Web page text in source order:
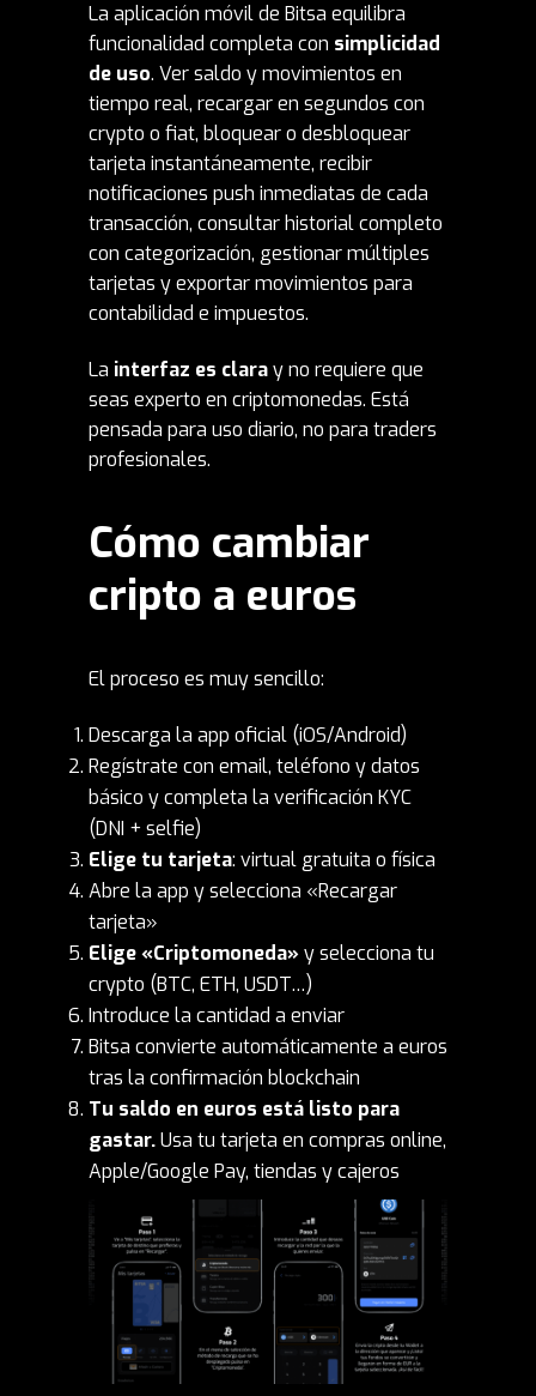
La aplicación móvil de Bitsa equilibra
funcionalidad completa con simplicidad
de uso. Ver saldo y movimientos en
tiempo real, recargar en segundos con
crypto o fiat, bloquear o desbloquear
tarjeta instantáneamente, recibir
notificaciones push inmediatas de cada
transacción, consultar historial completo
con categorización, gestionar múltiples
tarjetas y exportar movimientos para
contabilidad e impuestos.
La interfaz es claray no requiere que
seas experto en criptomonedas. Está
pensada para uso diario, no para traders
profesionales.
Cómo cambiar
cripto a euros
El proceso es muy sencillo:
Descarga la app oficial (iOS/Android)
Regístrate con email, teléfono y datos
básico y completa la verificación KYC
(DNI + selfie)
Elige tu tarjeta: virtual gratuita o física
Abre la app y selecciona «Recargar
tarjeta»
Elige «Criptomoneda»y selecciona tu
crypto (BTC, ETH, USDT…)
Introduce la cantidad a enviar
Bitsa convierte automáticamente a euros
tras la confirmación blockchain
Tu saldo en euros está listo para
gastar.Usa tu tarjeta en compras online,
Apple/Google Pay, tiendas y cajeros